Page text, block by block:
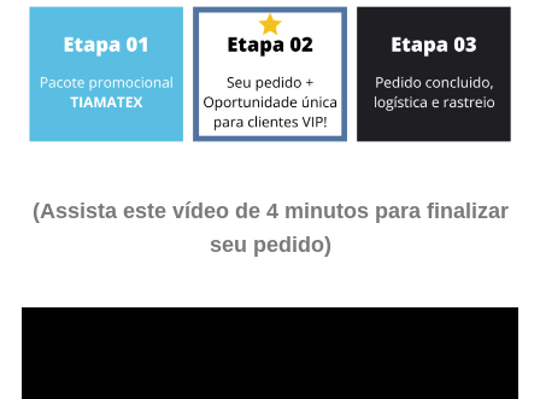
(Assista este vídeo de 4 minutos para finalizar
seu pedido)